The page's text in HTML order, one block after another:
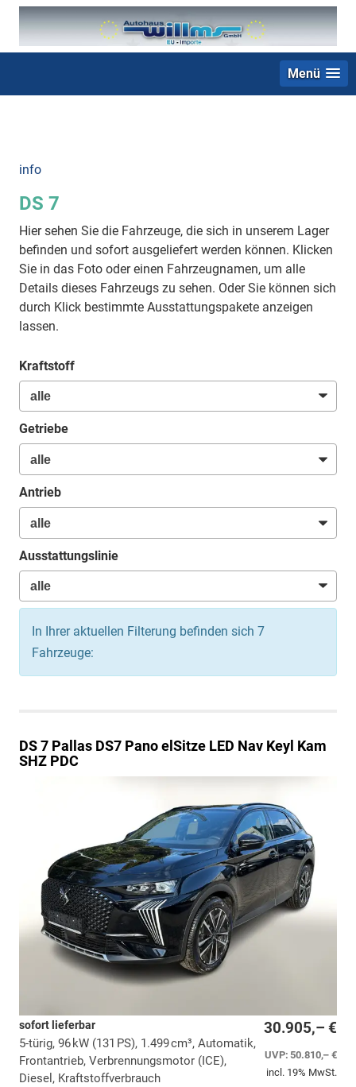
Menü
info
DS 7
Hier sehen Sie die Fahrzeuge, die sich in unserem Lager
befinden und sofort ausgeliefert werden können. Klicken
Sie in das Foto oder einen Fahrzeugnamen, um alle
Details dieses Fahrzeugs zu sehen. Oder Sie können sich
durch Klick bestimmte Ausstattungspakete anzeigen
lassen.
Kraftstoff
Getriebe
Antrieb
Ausstattungslinie
In Ihrer aktuellen Filterung befinden sich 7
Fahrzeuge:
DS 7 Pallas DS7 Pano elSitze LED Nav Keyl Kam
SHZ PDC
30.905,– €
UVP:50.810,– €
incl. 19% MwSt.
sofort lieferbar
5-türig, 96 kW (131 PS), 1.499 cm³, Automatik,
Frontantrieb, Verbrennungsmotor (ICE),
Diesel, Kraftstoffverbrauch